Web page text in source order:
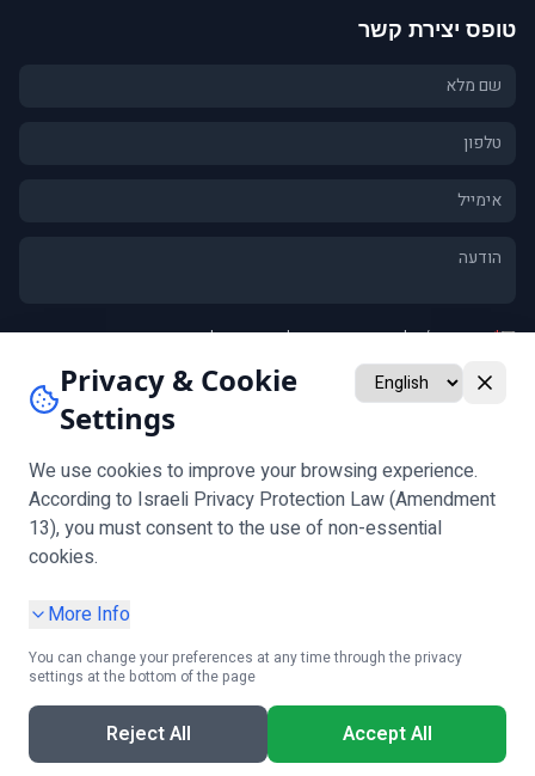
טופס יצירת קשר
*אני מסכים/ה למדיניות הפרטיותוליצירת קשר לגבי פנייתי
אני מאשר/ת קבלת חומרים שיווקיים ומבצעים (אופציונלי)
שים לב:אימות גיל נדרש לפני מילוי הטופס
עקבו אחרינו
בקשת מידע אישי
© 2025 Cliplay. כל הזכויות שמורות.
קבלו ייעוץ חינם!
Privacy & Cookie
Settings
We use cookies to improve your browsing experience.
According to Israeli Privacy Protection Law (Amendment
13), you must consent to the use of non-essential
cookies.
More Info
You can change your preferences at any time through the privacy
settings at the bottom of the page
Reject All Accept All